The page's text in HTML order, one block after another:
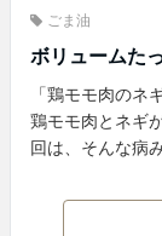
ごま油
ボリュームた
「鶏モモ肉のネ
鶏モモ肉とネギ
回は、そんな病